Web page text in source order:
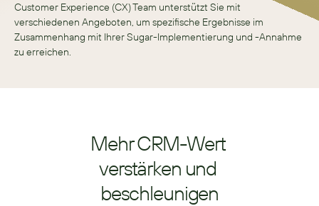
Customer Experience (CX) Team unterstützt Sie mit
verschiedenen Angeboten, um spezifische Ergebnisse im
Zusammenhang mit Ihrer Sugar-Implementierung und -Annahme
zu erreichen.
Mehr CRM-Wert
verstärken und
beschleunigen